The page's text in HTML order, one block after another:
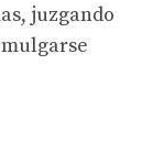
juzgando